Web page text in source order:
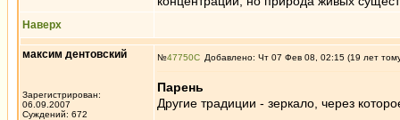
Наверх
максим дентовский
Зарегистрирован:
06.09.2007
Суждений: 672
№47750 Добавлено: Чт 07 Фев 08, 02:15 (19 лет
Парень
Другие традиции - зеркало, через